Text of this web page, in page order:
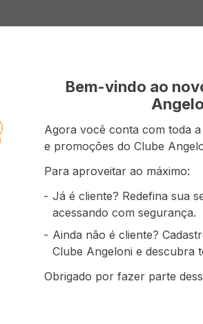
Bem-vindo ao
Agora você conta com toda
e promoções do Clube
Para aproveitar ao máximo:
Já é cliente? Redefina sua
acessando com segurança.
Ainda não é cliente?
Clube Angeloni e descubra
Obrigado por fazer parte